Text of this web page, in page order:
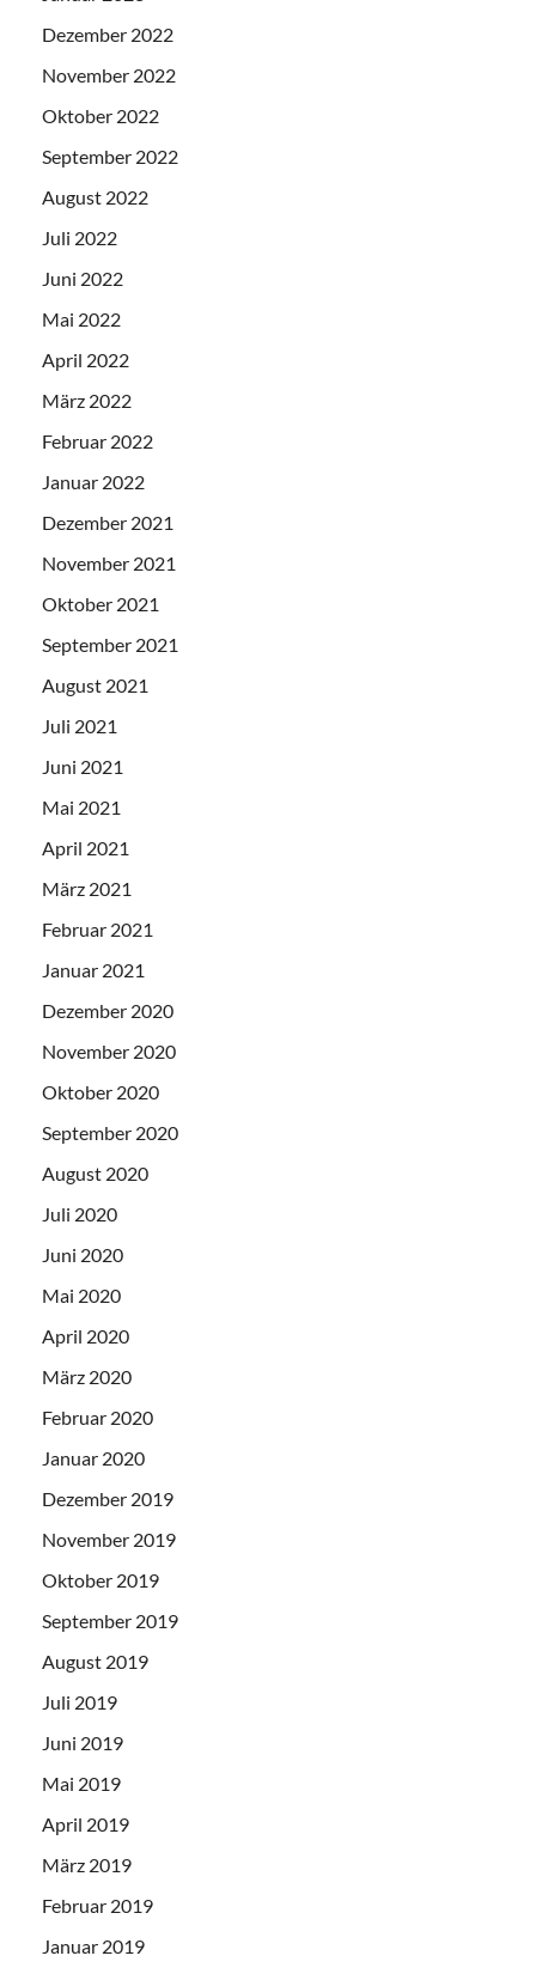
Dezember 2022
November 2022
Oktober 2022
September 2022
August 2022
Juli 2022
Juni 2022
Mai 2022
April 2022
März 2022
Februar 2022
Januar 2022
Dezember 2021
November 2021
Oktober 2021
September 2021
August 2021
Juli 2021
Juni 2021
Mai 2021
April 2021
März 2021
Februar 2021
Januar 2021
Dezember 2020
November 2020
Oktober 2020
September 2020
August 2020
Juli 2020
Juni 2020
Mai 2020
April 2020
März 2020
Februar 2020
Januar 2020
Dezember 2019
November 2019
Oktober 2019
September 2019
August 2019
Juli 2019
Juni 2019
Mai 2019
April 2019
März 2019
Februar 2019
Januar 2019